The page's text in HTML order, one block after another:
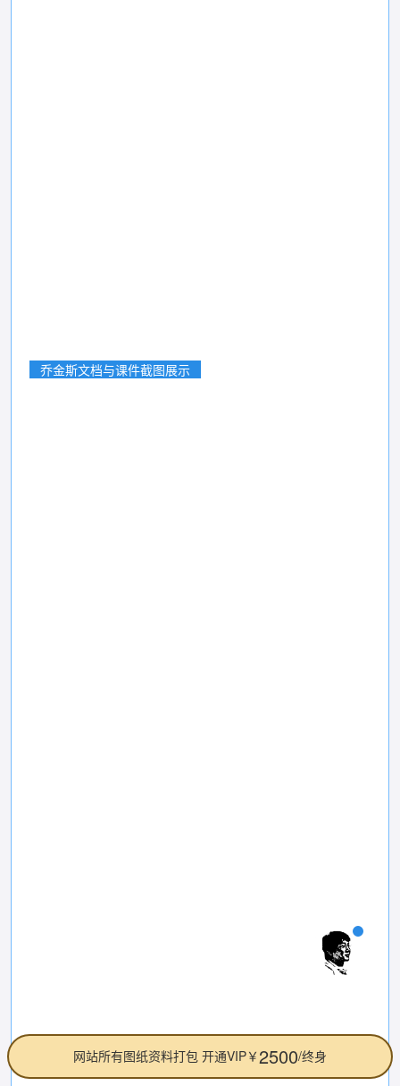
乔金斯文档与课件截图展示
网站所有图纸资料打包 开通VIP￥2500/终身